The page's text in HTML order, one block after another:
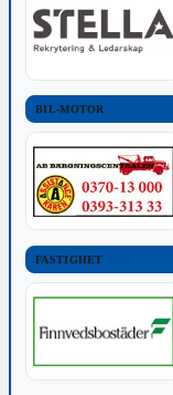
BIL-MOTOR
FASTIGHET